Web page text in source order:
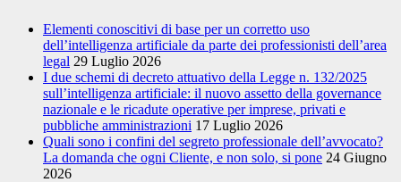
Elementi conoscitivi di base per un corretto uso
dell’intelligenza artificiale da parte dei professionisti dell’area
legal 29 Luglio 2026
I due schemi di decreto attuativo della Legge n. 132/2025
sull’intelligenza artificiale: il nuovo assetto della governance
nazionale e le ricadute operative per imprese, privati e
pubbliche amministrazioni 17 Luglio 2026
Quali sono i confini del segreto professionale dell’avvocato?
La domanda che ogni Cliente, e non solo, si pone 24 Giugno
2026